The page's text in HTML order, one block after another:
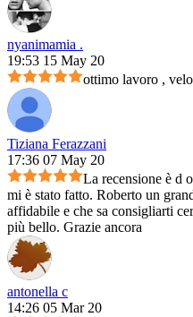
nyanimamia .
19:53 15 May 20
ottimo lavoro ,
Tiziana Ferazzani
17:36 07 May 20
La recensione è d
mi è stato fatto. Roberto un
affidabile e che sa consigliarti
più bello. Grazie ancora
antonella c
14:26 05 Mar 20